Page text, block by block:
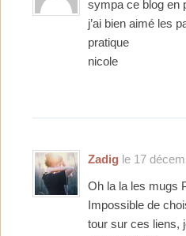
sympa ce blog en
j’ai bien aimé les
pratique
nicole
Zadig le 17
Oh la la les mugs
Impossible de
tour sur ces liens,